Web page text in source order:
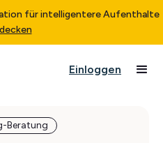
für intelligentere Aufenthalte
Einloggen
Beratung